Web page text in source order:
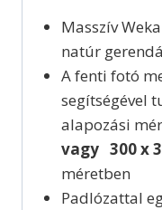
Masszív
natúr
A fenti fotó
segítségével
alapozási
vagy 300 x
méretben
Padlózattal